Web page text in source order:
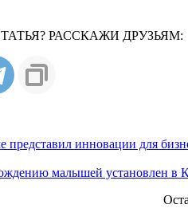
РАССКАЖИ ДРУЗЬЯМ:
инновации для
малышей установлен в